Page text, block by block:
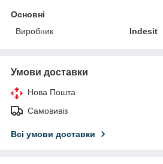
Основні
Виробник
Indesit
Умови доставки
Нова Пошта
Самовивіз
Всі умови доставки